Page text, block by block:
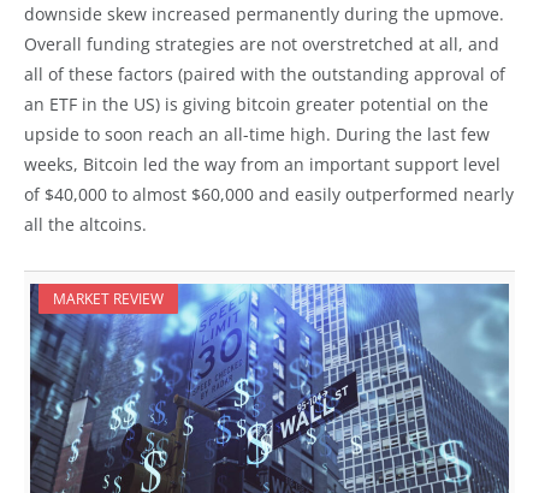
downside skew increased permanently during the upmove.
Overall funding strategies are not overstretched at all, and
all of these factors (paired with the outstanding approval of
an ETF in the US) is giving bitcoin greater potential on the
upside to soon reach an all-time high. During the last few
weeks, Bitcoin led the way from an important support level
of $40,000 to almost $60,000 and easily outperformed nearly
all the altcoins.
MARKET REVIEW